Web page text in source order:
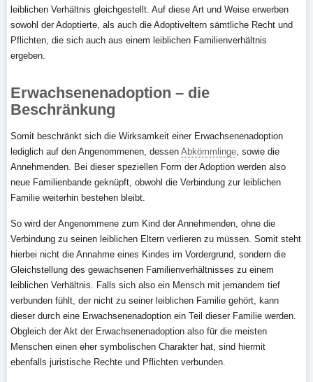
leiblichen Verhältnis gleichgestellt. Auf diese Art und Weise erwerben
sowohl der Adoptierte, als auch die Adoptiveltern sämtliche Recht und
Pflichten, die sich auch aus einem leiblichen Familienverhältnis
ergeben.
Erwachsenenadoption – die
Beschränkung
Somit beschränkt sich die Wirksamkeit einer Erwachsenenadoption
lediglich auf den Angenommenen, dessen Abkömmlinge, sowie die
Annehmenden. Bei dieser speziellen Form der Adoption werden also
neue Familienbande geknüpft, obwohl die Verbindung zur leiblichen
Familie weiterhin bestehen bleibt.
So wird der Angenommene zum Kind der Annehmenden, ohne die
Verbindung zu seinen leiblichen Eltern verlieren zu müssen. Somit steht
hierbei nicht die Annahme eines Kindes im Vordergrund, sondern die
Gleichstellung des gewachsenen Familienverhältnisses zu einem
leiblichen Verhältnis. Falls sich also ein Mensch mit jemandem tief
verbunden fühlt, der nicht zu seiner leiblichen Familie gehört, kann
dieser durch eine Erwachsenenadoption ein Teil dieser Familie werden.
Obgleich der Akt der Erwachsenenadoption also für die meisten
Menschen einen eher symbolischen Charakter hat, sind hiermit
ebenfalls juristische Rechte und Pflichten verbunden.